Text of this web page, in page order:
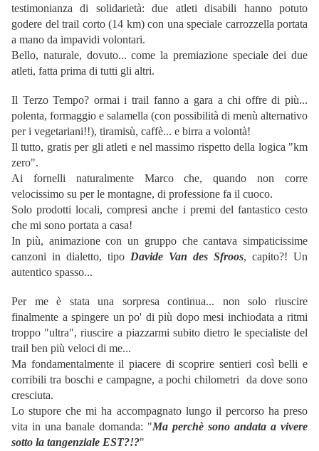
testimonianza di solidarietà: due atleti disabili hanno potuto
godere del trail corto (14 km) con una speciale carrozzella portata
a mano da impavidi volontari.
Bello, naturale, dovuto... come la premiazione speciale dei due
atleti, fatta prima di tutti gli altri.
Il Terzo Tempo? ormai i trail fanno a gara a chi offre di più...
polenta, formaggio e salamella (con possibilità di menù alternativo
per i vegetariani!!), tiramisù, caffè... e birra a volontà!
Il tutto, gratis per gli atleti e nel massimo rispetto della logica "km
zero".
Ai fornelli naturalmente Marco che, quando non corre
velocissimo su per le montagne, di professione fa il cuoco.
Solo prodotti locali, compresi anche i premi del fantastico cesto
che mi sono portata a casa!
In più, animazione con un gruppo che cantava simpaticissime
canzoni in dialetto, tipo Davide Van des Sfroos, capito?! Un
autentico spasso...
Per me è stata una sorpresa continua... non solo riuscire
finalmente a spingere un po' di più dopo mesi inchiodata a ritmi
troppo "ultra", riuscire a piazzarmi subito dietro le specialiste del
trail ben più veloci di me...
Ma fondamentalmente il piacere di scoprire sentieri così belli e
corribili tra boschi e campagne, a pochi chilometri da dove sono
cresciuta.
Lo stupore che mi ha accompagnato lungo il percorso ha preso
vita in una banale domanda: "Ma perchè sono andata a vivere
sotto la tangenziale EST?!?"